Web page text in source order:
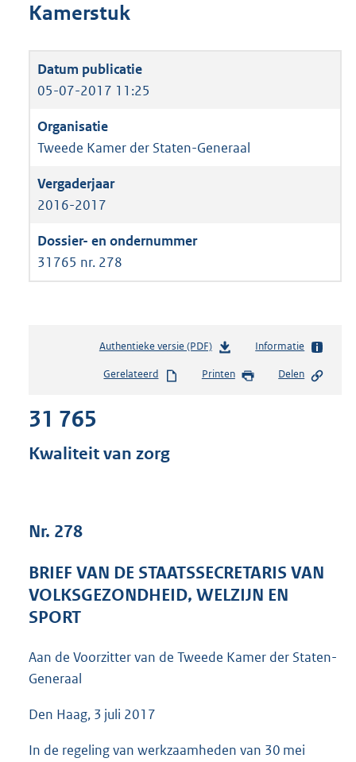
Kamerstuk
05-07-2017 11:25
Tweede Kamer der Staten-Generaal
2016-2017
31765 nr. 278
Authentieke versie (PDF)b
s
e
:
b
Informatie
Gerelateerd Printen Delen
31 765
Kwaliteit van zorg
Nr. 278
BRIEF VAN DE STAATSSECRETARIS VAN
VOLKSGEZONDHEID, WELZIJN EN
SPORT
Aan de Voorzitter van de Tweede Kamer der Staten-
Generaal
Den Haag, 3 juli 2017
In de regeling van werkzaamheden van 30 mei